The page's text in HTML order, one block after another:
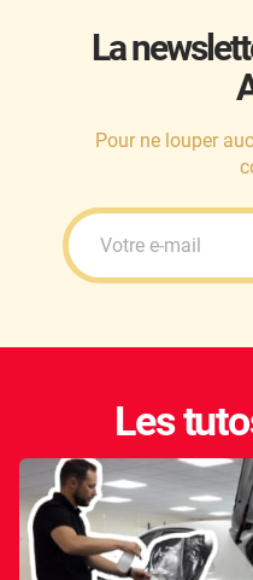
Holden
Ineos
Infiniti
Jaguar
Jeep
Jetour
La
Pour ne louper
Les